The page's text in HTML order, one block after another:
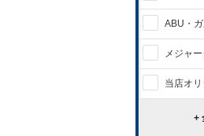
ABU・
メジャ
当店オ
+